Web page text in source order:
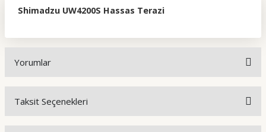
Shimadzu UW4200S Hassas Terazi
Yorumlar
Taksit Seçenekleri